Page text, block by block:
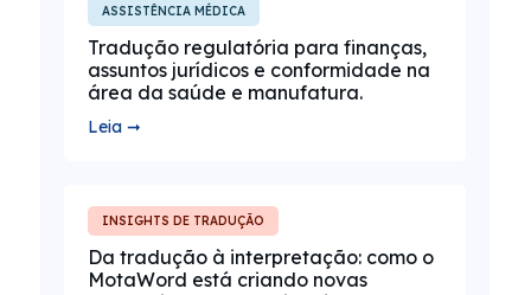
ASSISTÊNCIA MÉDICA
Tradução regulatória para finanças,
assuntos jurídicos e conformidade na
área da saúde e manufatura.
Leia ➞
INSIGHTS DE TRADUÇÃO
Da tradução à interpretação: como o
MotaWord está criando novas